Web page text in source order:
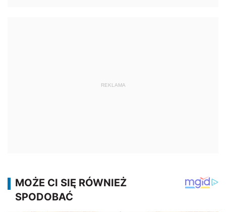
REKLAMA